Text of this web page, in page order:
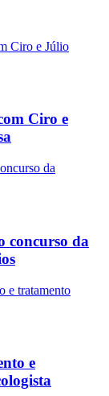
Ciro e
concurso da
e